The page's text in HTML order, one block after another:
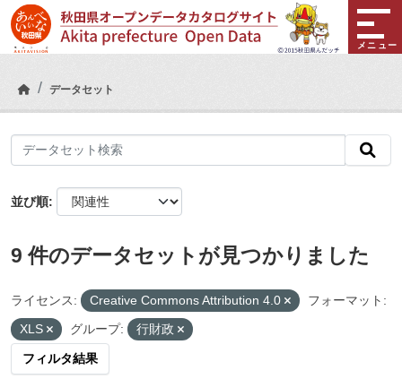
Skip to main content
メニュー
データセット
並び順
9 件のデータセットが見つかりました
ライセンス: Creative Commons Attribution 4.0
フォーマット:
XLS
グループ: 行財政
フィルタ結果